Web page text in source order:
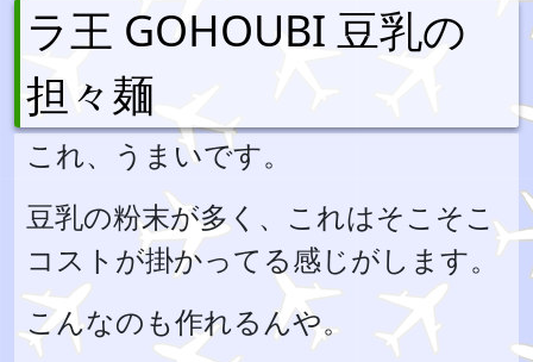
ラ王 GOHOUBI 豆乳の
担々麺
これ、うまいです。
豆乳の粉末が多く、これはそこそこ
コストが掛かってる感じがします。
こんなのも作れるんや。